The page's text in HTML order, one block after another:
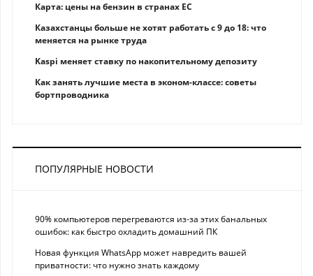
Карта: цены на бензин в странах ЕС
Казахстанцы больше не хотят работать с 9 до 18: что
меняется на рынке труда
Kaspi меняет ставку по накопительному депозиту
Как занять лучшие места в эконом-классе: советы
бортпроводника
ПОПУЛЯРНЫЕ НОВОСТИ
90% компьютеров перегреваются из-за этих банальных
ошибок: как быстро охладить домашний ПК
Новая функция WhatsApp может навредить вашей
приватности: что нужно знать каждому